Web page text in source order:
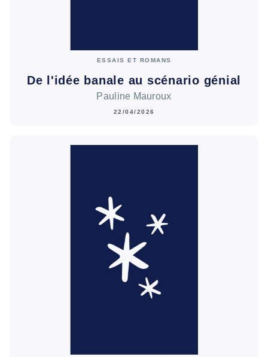
ESSAIS ET ROMANS
De l'idée banale au scénario génial
Pauline Mauroux
22/04/2026